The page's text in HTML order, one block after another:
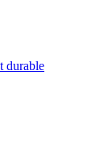
durable